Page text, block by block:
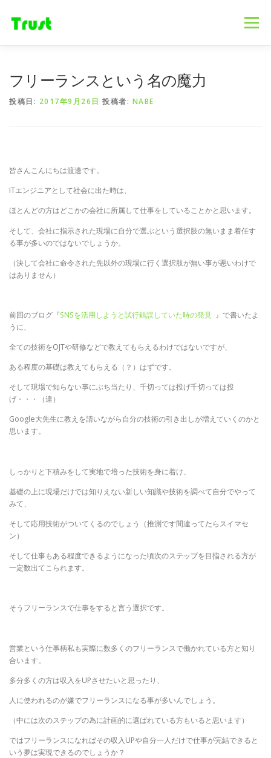
メニュー
フリーランスという名の魔力
投稿日: 2017年9月26日 投稿者: NABE
皆さんこんにちは渡邊です。
ITエンジニアとして社会に出た時は、
ほとんどの方はどこかの会社に所属して仕事をしていることかと思います。
そして、会社に指示された現場に自分で選ぶという選択肢の無いまま着任す
る事が多いのではないでしょうか。
（決して会社に命令された先以外の現場に行く選択肢が無い事が悪いわけで
はありません）
前回のブログ『SNSを活用しようと試行錯誤していた時の発見 』で書いたよ
うに、
全ての技術をOJTや研修などで教えてもらえるわけではないですが、
ある程度の基礎は教えてもらえる（？）はずです。
そして現場で知らない事にぶち当たり、千切っては投げ千切っては投
げ・・・（違）
Google大先生に教えを請いながら自分の技術の引き出しが増えていくのかと
思います。
しっかりと下積みをして実地で培った技術を身に着け、
基礎の上に現場だけでは知りえない新しい知識や技術を調べて自分でやって
みて、
そして応用技術がついてくるのでしょう（推測です間違ってたらスイマセ
ン）
そして仕事もある程度できるようになった頃次のステップを目指される方が
一定数出てこられます。
そうフリーランスで仕事をすると言う選択です。
営業という仕事柄私も実際に数多くのフリーランスで働かれている方と知り
合います。
多分多くの方は収入をUPさせたいと思ったり、
人に使われるのが嫌でフリーランスになる事が多いんでしょう。
（中には次のステップの為に計画的に選ばれている方もいると思います）
ではフリーランスになればその収入UPや自分一人だけで仕事が完結できると
いう夢は実現できるのでしょうか？